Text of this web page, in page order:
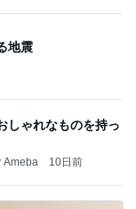
地震
しゃれなものを持っ
Ameba 10日前